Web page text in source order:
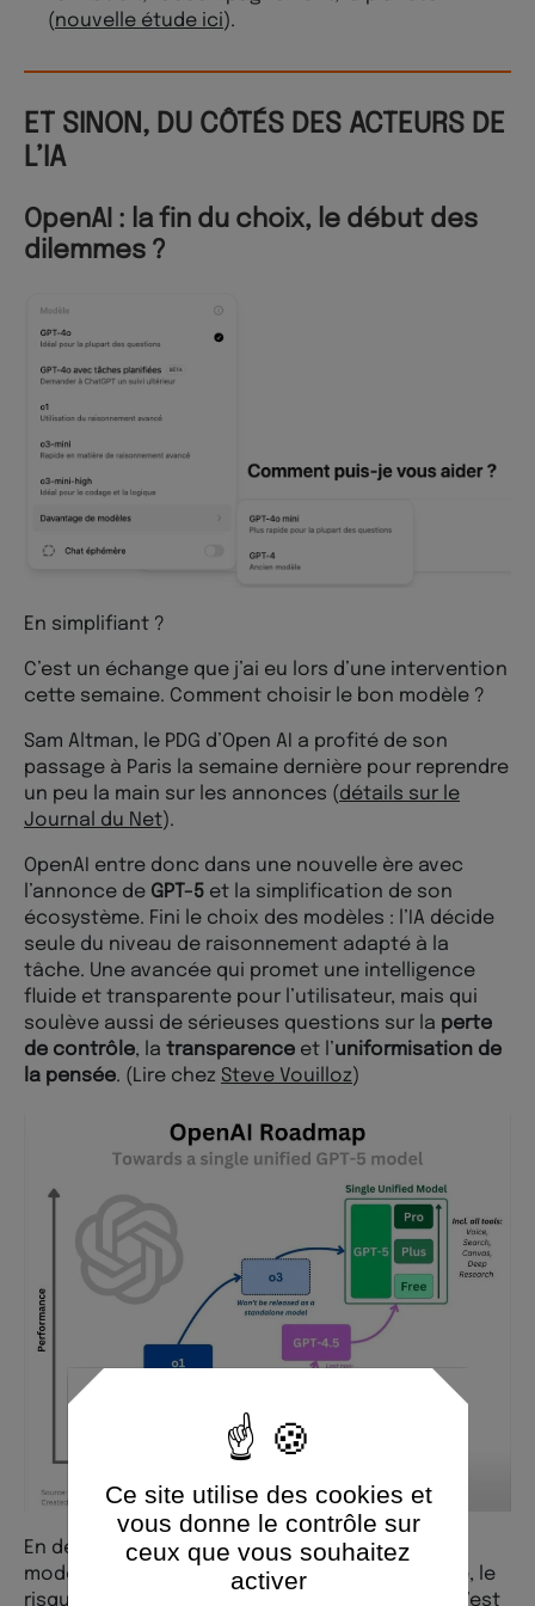
(nouvelle étude ici).
ET SINON, DU CÔTÉS DES ACTEURS DE
L’IA
OpenAI : la fin du choix, le début des
dilemmes ?
En simplifiant ?
C’est un échange que j’ai eu lors d’une intervention
cette semaine. Comment choisir le bon modèle ?
Sam Altman, le PDG d’Open AI a profité de son
passage à Paris la semaine dernière pour reprendre
un peu la main sur les annonces (détails sur le
Journal du Net).
OpenAI entre donc dans une nouvelle ère avec
l’annonce de GPT-5 et la simplification de son
écosystème. Fini le choix des modèles : l’IA décide
seule du niveau de raisonnement adapté à la
tâche. Une avancée qui promet une intelligence
fluide et transparente pour l’utilisateur, mais qui
soulève aussi de sérieuses questions sur la perte
de contrôle, la transparence et l’uniformisation de
la pensée. (Lire chez Steve Vouilloz)
En deux mots, si tout le monde utilise le même
modèle optimisé pour une « meilleure » réponse, le
risque d’une uniformisation du raisonnement n’est
Ce site utilise des cookies et
vous donne le contrôle sur
ceux que vous souhaitez
activer